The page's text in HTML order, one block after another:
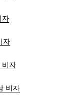
자
자
비자
비자